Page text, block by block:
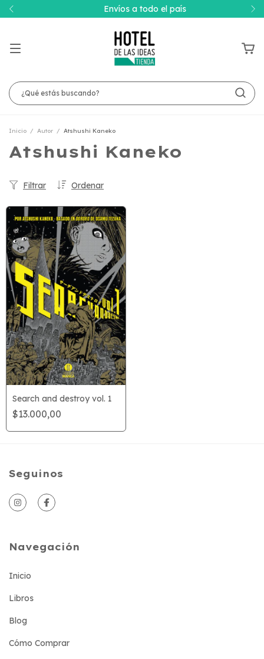
Envíos a todo el país
Inicio / Autor / Atshushi Kaneko
Atshushi Kaneko
Ordenar
Filtrar
Search and destroy vol. 1
$13.000,00
Seguinos
Navegación
Inicio
Libros
Blog
Cómo Comprar